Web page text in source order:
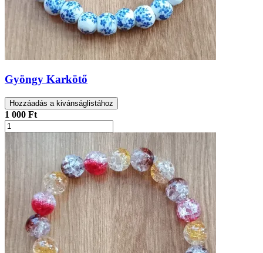
Gyöngy Karkötő
Hozzáadás a kivánságlistához
1 000 Ft